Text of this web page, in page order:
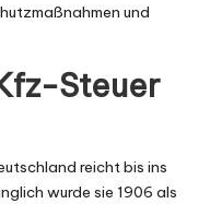
und
Steuer
reicht bis ins
wurde sie 1906 als